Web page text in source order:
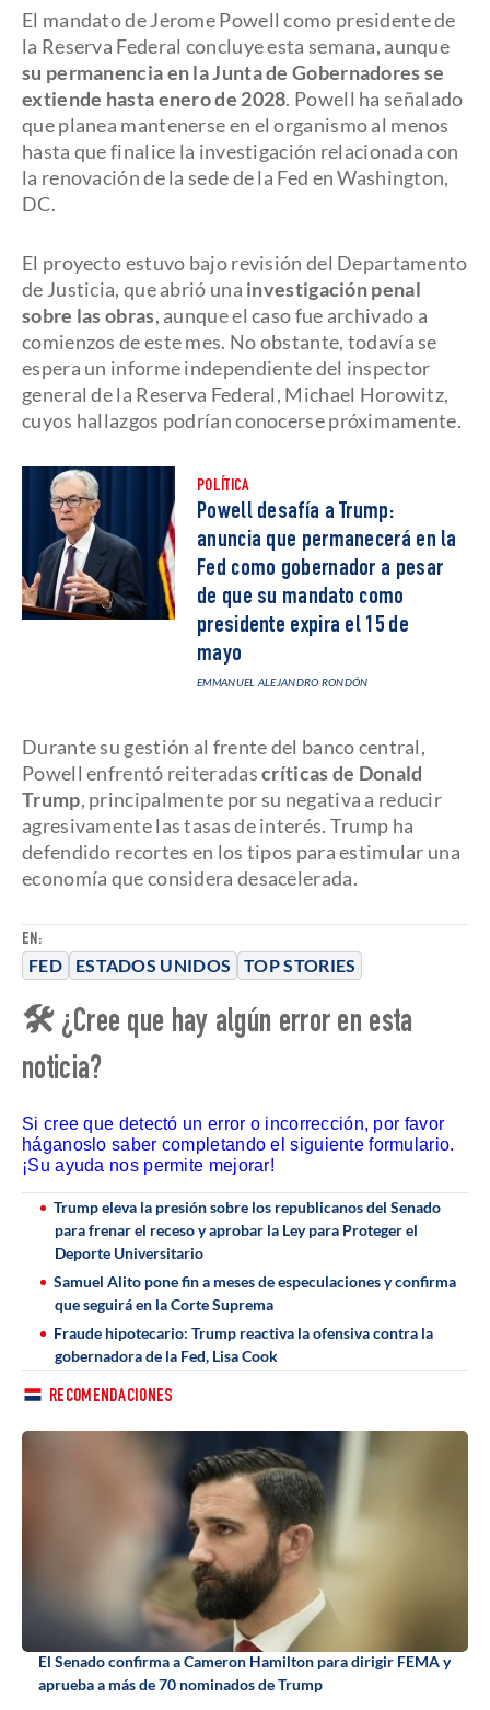
EN:
FED ESTADOS UNIDOS TOP STORIES
El mandato de Jerome Powell como presidente de
la Reserva Federal concluye esta semana, aunque
su permanencia en la Junta de Gobernadores se
extiende hasta enero de 2028. Powell ha señalado
que planea mantenerse en el organismo al menos
hasta que finalice la investigación relacionada con
la renovación de la sede de la Fed en Washington,
DC.
El proyecto estuvo bajo revisión del Departamento
de Justicia, que abrió una investigación penal
sobre las obras, aunque el caso fue archivado a
comienzos de este mes. No obstante, todavía se
espera un informe independiente del inspector
general de la Reserva Federal, Michael Horowitz,
cuyos hallazgos podrían conocerse próximamente.
POLÍTICA
Powell desafía a Trump:
anuncia que permanecerá en la
Fed como gobernador a pesar
de que su mandato como
presidente expira el 15 de
mayo
EMMANUEL ALEJANDRO RONDÓN
Durante su gestión al frente del banco central,
Powell enfrentó reiteradascríticas de Donald
Trump, principalmente por su negativa a reducir
agresivamente las tasas de interés. Trump ha
defendido recortes en los tipos para estimular una
economía que considera desacelerada.
🛠 ¿Cree que hay algún error en esta
noticia?
Si cree que detectó un error o incorrección, por favor
háganoslo saber completando el siguiente formulario.
¡Su ayuda nos permite mejorar!
Trump eleva la presión sobre los republicanos del Senado
para frenar el receso y aprobar la Ley para Proteger el
Deporte Universitario
Samuel Alito pone fin a meses de especulaciones y confirma
que seguirá en la Corte Suprema
Fraude hipotecario: Trump reactiva la ofensiva contra la
gobernadora de la Fed, Lisa Cook
RECOMENDACIONES
El Senado confirma a Cameron Hamilton para dirigir FEMA y
aprueba a más de 70 nominados de Trump